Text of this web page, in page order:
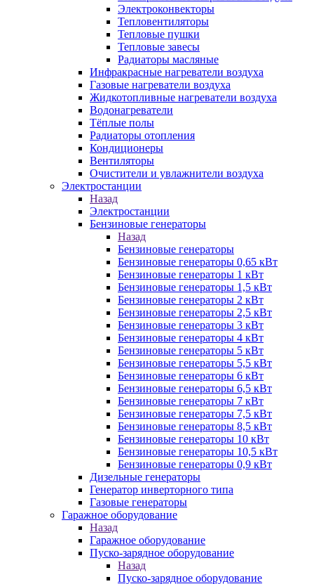
Электроконвекторы
Тепловентиляторы
Тепловые пушки
Тепловые завесы
Радиаторы масляные
Инфракрасные нагреватели воздуха
Газовые нагреватели воздуха
Жидкотопливные нагреватели воздуха
Водонагреватели
Тёплые полы
Радиаторы отопления
Кондиционеры
Вентиляторы
Очистители и увлажнители воздуха
Электростанции
Назад
Электростанции
Бензиновые генераторы
Назад
Бензиновые генераторы
Бензиновые генераторы 0,65 кВт
Бензиновые генераторы 1 кВт
Бензиновые генераторы 1,5 кВт
Бензиновые генераторы 2 кВт
Бензиновые генераторы 2,5 кВт
Бензиновые генераторы 3 кВт
Бензиновые генераторы 4 кВт
Бензиновые генераторы 5 кВт
Бензиновые генераторы 5,5 кВт
Бензиновые генераторы 6 кВт
Бензиновые генераторы 6,5 кВт
Бензиновые генераторы 7 кВт
Бензиновые генераторы 7,5 кВт
Бензиновые генераторы 8,5 кВт
Бензиновые генераторы 10 кВт
Бензиновые генераторы 10,5 кВт
Бензиновые генераторы 0,9 кВт
Дизельные генераторы
Генератор инверторного типа
Газовые генераторы
Гаражное оборудование
Назад
Гаражное оборудование
Пуско-зарядное оборудование
Назад
Пуско-зарядное оборудование